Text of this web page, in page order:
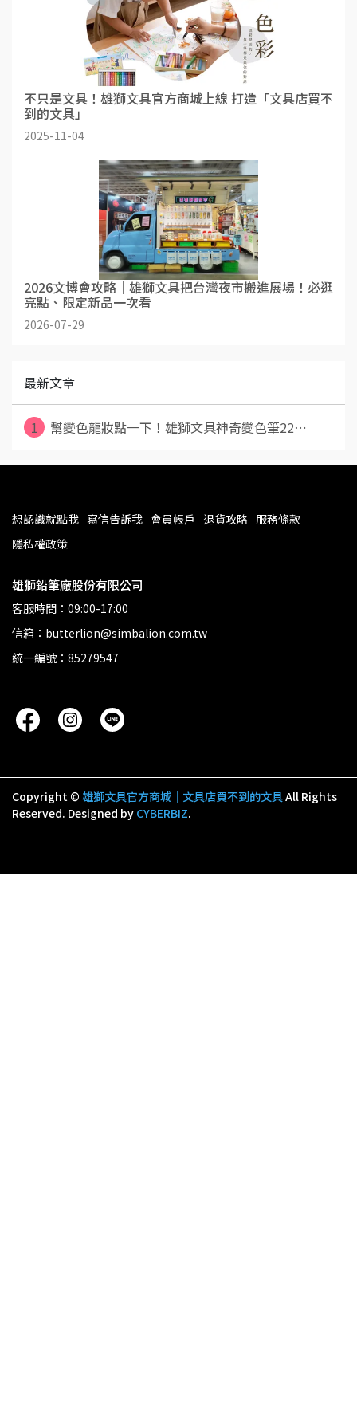
不只是文具！雄獅⽂具官方商城上線 打造「⽂具店買不
到的文具」
2025-11-04
2026文博會攻略｜雄獅文具把台灣夜市搬進展場！必逛
亮點、限定新品一次看
2026-07-29
最新文章
1 幫變色龍妝點一下！雄獅文具神奇變色筆22⋯
想認識就點我 寫信告訴我 會員帳戶 退貨攻略 服務條款
隱私權政策
雄獅鉛筆廠股份有限公司
客服時間：09:00-17:00
信箱：butterlion@simbalion.com.tw
統一編號：85279547
Copyright © 雄獅文具官方商城｜文具店買不到的文具All Rights
Reserved. Designed by CYBERBIZ.